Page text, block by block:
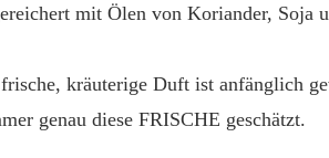
mit Ölen von Koriander, Soja
kräuterige Duft ist anfänglich
genau diese FRISCHE geschätzt.